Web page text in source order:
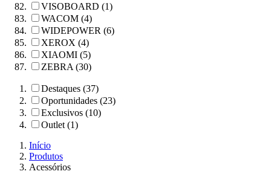
VISOBOARD (1)
WACOM (4)
WIDEPOWER (6)
XEROX (4)
XIAOMI (5)
ZEBRA (30)
Destaques (37)
Oportunidades (23)
Exclusivos (10)
Outlet (1)
Início
Produtos
Acessórios